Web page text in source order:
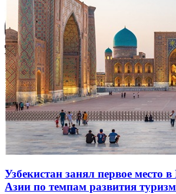
Узбекистан занял первое место
Азии по темпам развития